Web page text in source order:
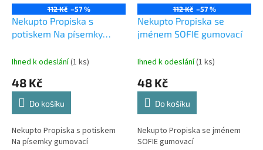
112 Kč –57 %
Nekupto Propiska s
potiskem Na písemky
Ihned k odeslání(1 ks)
48 Kč
Do košíku
Nekupto Propiska s potiskem
Na písemky gumovací
112 Kč –57 %
Nekupto Propiska se
jménem SOFIE gumovací
Ihned k odeslání(1 ks)
48 Kč
Do košíku
Nekupto Propiska se jménem
SOFIE gumovací